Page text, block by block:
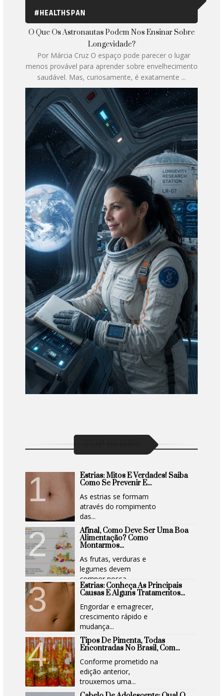
#HEALTHSPAN
O Que Os Astronautas Podem Nos Ensinar Sobre
Longevidade?
Por Márcia Cruz O espaço pode parecer o lugar
menos provável para aprender sobre envelhecimento
saudável. Mas, curiosamente, é exatamente ...
Estrias: Mitos E Verdades! Saiba
Como Se Prevenir E...
As estrias se formam
através do rompimento
das...
Afinal, Como Deve Ser Uma Boa
Alimentação? Como
Montarmos...
As frutas, verduras e
legumes devem
compor nossa...
Estrias: Conheça As Principais
Causas E Alguns Tratamentos...
Engordar e emagrecer,
crescimento rápido e
mudança...
Tipos De Pimenta, Todas
Encontradas No Brasil, Com...
Conforme prometido na
edição anterior,
trouxemos uma...